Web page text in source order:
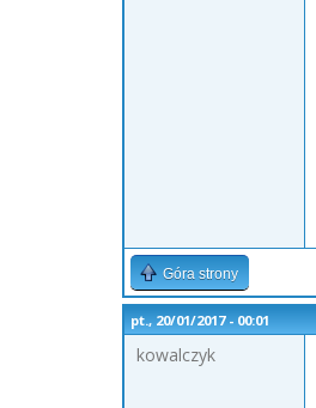
Góra strony
pt., 20/01/2017 - 00:01
kowalczyk